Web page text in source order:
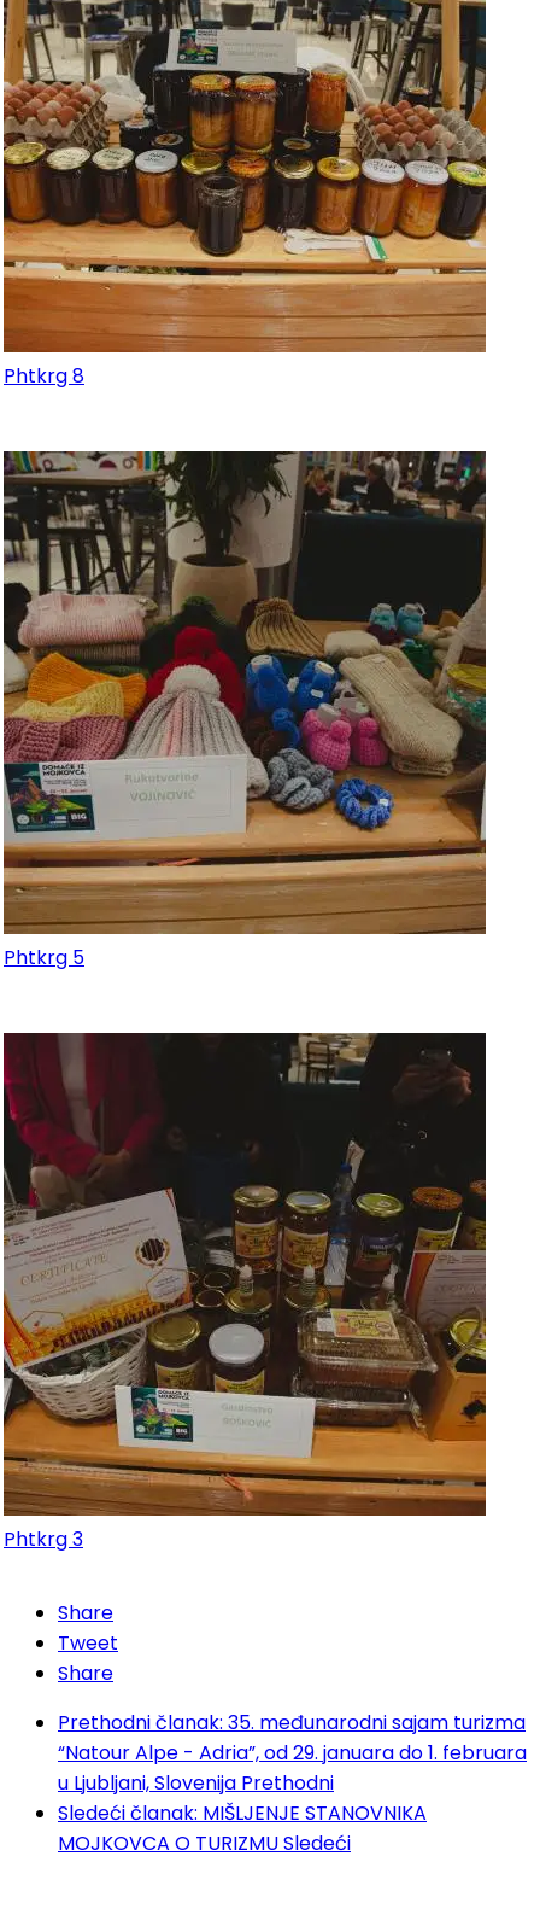
Phtkrg 8
Phtkrg 5
Phtkrg 3
Share
Tweet
Share
Prethodni članak: 35. međunarodni sajam turizma
“Natour Alpe - Adria”, od 29. januara do 1. februara
u Ljubljani, Slovenija Prethodni
Sledeći članak: MIŠLJENJE STANOVNIKA
MOJKOVCA O TURIZMUSledeći